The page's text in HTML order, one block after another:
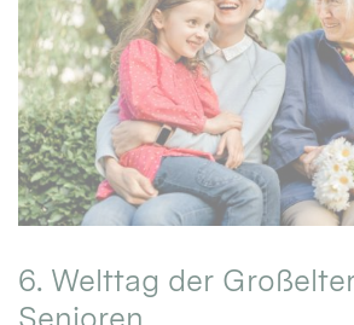
6. Welttag der
Senioren